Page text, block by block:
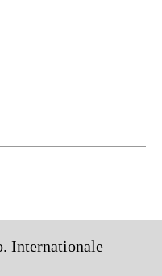
Internationale